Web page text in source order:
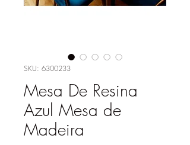
SKU: 6300233
Mesa De Resina
Azul Mesa de
Madeira